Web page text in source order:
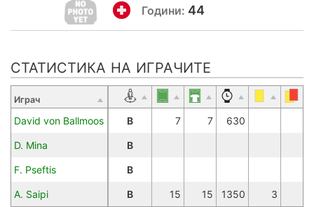
Години: 44
СТАТИСТИКА НА ИГРАЧИТЕ
Играч
David von Ballmoos В 7 7 630
D. Mina В
F. Pseftis В
A. Saipi В 15 15 1350 3